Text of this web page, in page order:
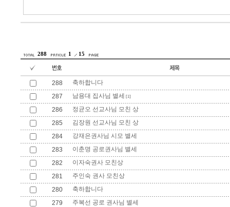
288 1 15
288
축하합니다
287
남용대 집사님 별세 [1]
286
정균오 선교사님 모친 상
285
김장원 선교사님 모친 상
284
강재은권사님 시모 별세
283
이춘명 공로권사님 별세
282
이자숙권사 모친상
281
주인숙 권사 모친상
280
축하합니다
279
주복선 공로 권사님 별세